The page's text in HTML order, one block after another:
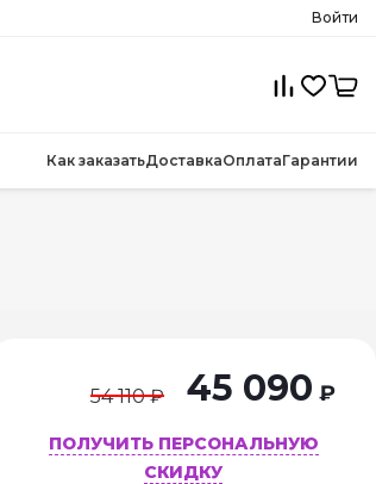
Войти
Как заказатьДоставкаОплатаГарантии
54 110 ₽ 45 090 ₽
ПОЛУЧИТЬ ПЕРСОНАЛЬНУЮ
СКИДКУ